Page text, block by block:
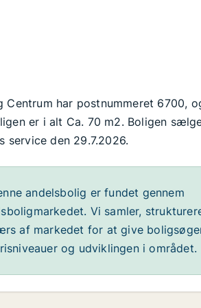
Centrum har postnummeret 6700,
er i alt Ca. 70 m2. Boligen
service den 29.7.2026.
andelsbolig er fundet gennem
Vi samler,
af markedet for at give
og udviklingen i området.